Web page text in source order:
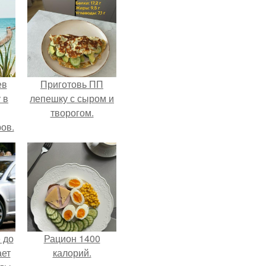
в
Приготовь ПП
лепешку с сыром и
творогом.
до
Рацион 1400
калорий.